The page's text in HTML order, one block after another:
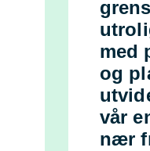
med
og
vår
nær